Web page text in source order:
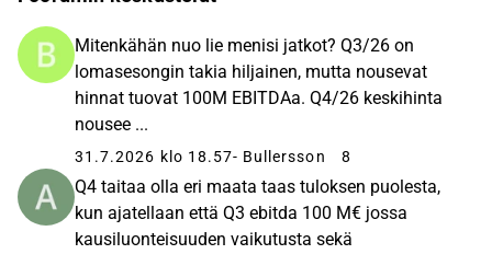
Mitenkähän nuo lie menisi jatkot? Q3/26 on
lomasesongin takia hiljainen, mutta nousevat
hinnat tuovat 100M EBITDAa. Q4/26 keskihinta
nousee ...
31.7.2026 klo 18.57- Bullersson 8
Q4 taitaa olla eri maata taas tuloksen puolesta,
kun ajatellaan että Q3 ebitda 100 M€ jossa
kausiluonteisuuden vaikutusta sekä